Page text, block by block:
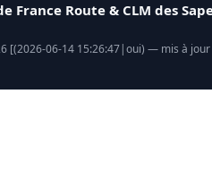
France Route & CLM des
[(2026-06-14 15:26:47|oui) — mis à